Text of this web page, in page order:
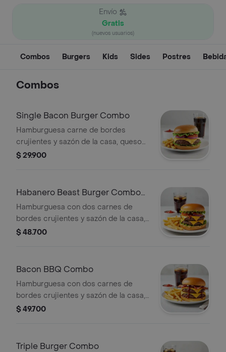
Envío
Gratis
(nuevos usuarios)
Combos Burgers Kids Sides Postres
Combos
Single Bacon Burger Combo
Hamburguesa carne de bordes
crujientes y sazón de la casa, queso
americano, bacon y vegetales
elección.
$ 29.900
Habanero Beast Burger Combo
(Picante)
Hamburguesa con dos carnes de
bordes crujientes y sazón de la casa,
queso americano, Salsa Habanero
+ papas + bebida a elección.
$ 48.700
Bacon BBQ Combo
Hamburguesa con dos carnes de
bordes crujientes y sazón de la casa,
queso americano, Salsa BBQ, cebolla
$ 49.700
Triple Burger Combo